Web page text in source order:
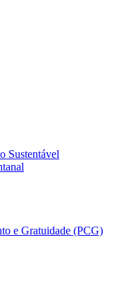
Sustentável
e Gratuidade (PCG)